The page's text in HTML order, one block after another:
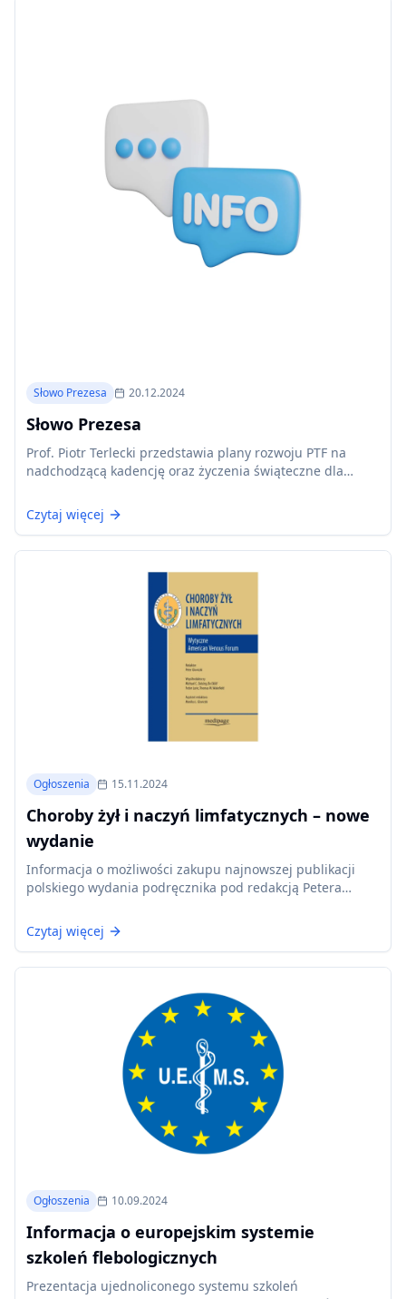
Słowo Prezesa 20.12.2024
Słowo Prezesa
Prof. Piotr Terlecki przedstawia plany rozwoju PTF na
nadchodzącą kadencję oraz życzenia świąteczne dla
Czytaj więcej
Ogłoszenia 15.11.2024
Choroby żył i naczyń limfatycznych – nowe
wydanie
Informacja o możliwości zakupu najnowszej publikacji
polskiego wydania podręcznika pod redakcją Petera
Czytaj więcej
Ogłoszenia 10.09.2024
Informacja o europejskim systemie
szkoleń flebologicznych
Prezentacja ujednoliconego systemu szkoleń